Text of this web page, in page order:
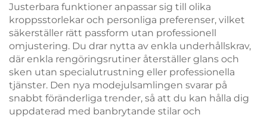
Justerbara funktioner anpassar sig till olika
kroppsstorlekar och personliga preferenser, vilket
säkerställer rätt passform utan professionell
omjustering. Du drar nytta av enkla underhållskrav,
där enkla rengöringsrutiner återställer glans och
sken utan specialutrustning eller professionella
tjänster. Den nya modejulsamlingen svarar på
snabbt föränderliga trender, så att du kan hålla dig
uppdaterad med banbrytande stilar och